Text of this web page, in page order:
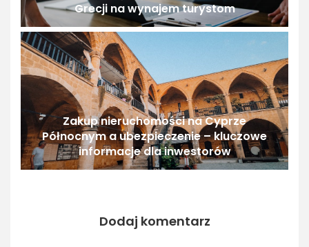
Grecji na wynajem turystom
Zakup nieruchomości na Cyprze
Północnym a ubezpieczenie – kluczowe
informacje dla inwestorów
Dodaj komentarz